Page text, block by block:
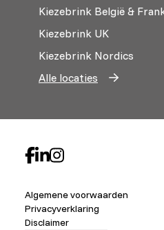
Kiezebrink België &
Kiezebrink UK
Kiezebrink Nordics
Alle locaties
Algemene voorwaarden
Privacyverklaring
Disclaimer